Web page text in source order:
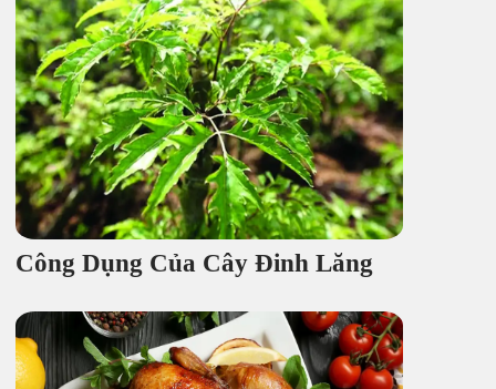
Công Dụng Của Cây Đinh Lăng